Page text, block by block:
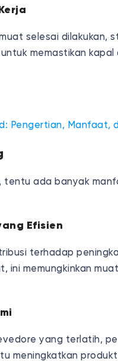
selesai dilakukan,
untuk memastikan
Pengertian, Manfaat,
tentu ada banyak
Efisien
terhadap
ini memungkinkan
yang terlatih,
meningkatkan